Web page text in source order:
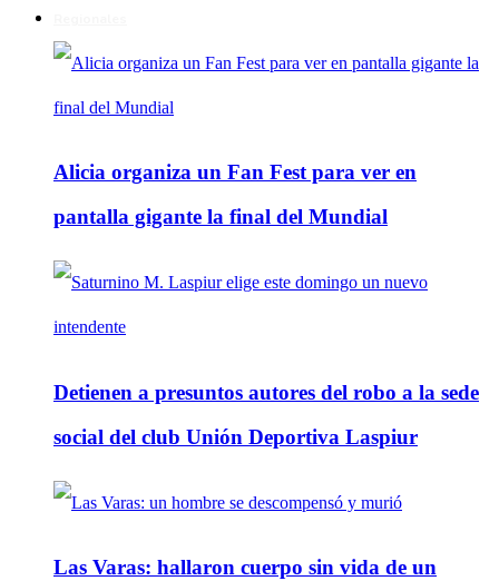
Alicia organiza un Fan Fest para ver en
pantalla gigante la final del Mundial
Detienen a presuntos autores del robo a la sede
social del club Unión Deportiva Laspiur
Las Varas: hallaron cuerpo sin vida de un